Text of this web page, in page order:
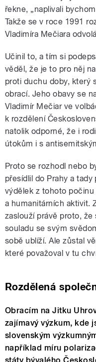
řekne, „naplivali
Takže se v roce 1991
Vladimíra Mečiara
Učinil to, a tím si
věděl, že je to pro něj
proti duchu doby, který
obrací. Jeho obavy se
Vladimír Mečiar ve
k rozdělení
natolik odporné, že i
útokům i s
Proto se rozhodl nebo
přesídlil do Prahy a
výdělek z tohoto
a humanitárních aktivit.
zaslouží právě proto,
souladu se svým
sobě ublíží. Ale zůstal
které považoval v tu
Rozdělená
Obracím na Jitku
zajímavý výzkum, kde
slovenským
například míru